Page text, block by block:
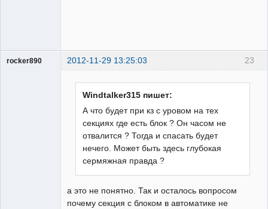
23
rocker890 2012-11-29 13:25:03
ГИПроектировщик
Windtalker315 пишет:
А что будет при кз с уровом на тех
секциях где есть блок ? Он часом не
отвалится ? Тогда и спасать будет
нечего. Может быть здесь глубокая
сермяжная правда ?
а это не понятно. Так и осталось вопросом
почему секция с блоком в автоматике не